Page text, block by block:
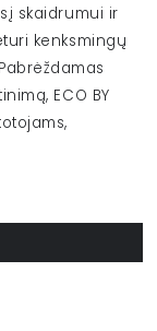
skaidrumui ir
kenksmingų
ECO BY